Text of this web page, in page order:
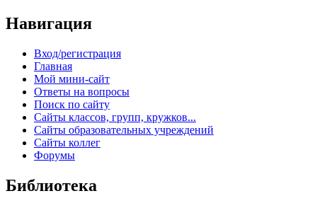
Навигация
Вход/регистрация
Главная
Мой мини-сайт
Ответы на вопросы
Поиск по сайту
Сайты классов, групп, кружков...
Сайты образовательных учреждений
Сайты коллег
Форумы
Библиотека